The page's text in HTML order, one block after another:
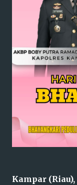
Kampar (Riau),